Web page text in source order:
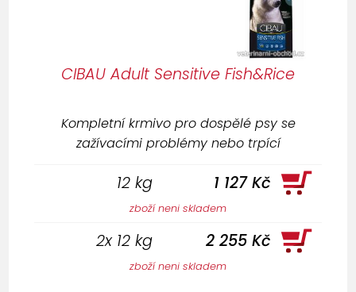
CIBAU Adult Sensitive Fish&Rice
Kompletní krmivo pro dospělé psy se
zažívacími problémy nebo trpící
12 kg 1 127 Kč
zboží neni skladem
2x 12 kg 2 255 Kč
zboží neni skladem